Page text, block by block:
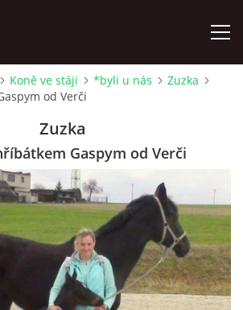
Koně ve stáji *byli u nás
Zuzka
od Verči
Zuzka
Gaspym od Verči